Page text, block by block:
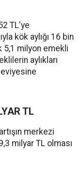
TL'ye
kök aylığı 16 bin
5,1 milyon emekli
aylıkları
TL
merkezi
milyar TL olması